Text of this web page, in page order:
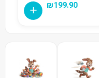
₪199.90